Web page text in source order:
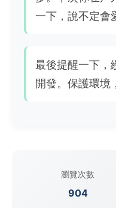
一下，說不定會
最後提醒一下，
開發。保護環境
瀏覽次數
904